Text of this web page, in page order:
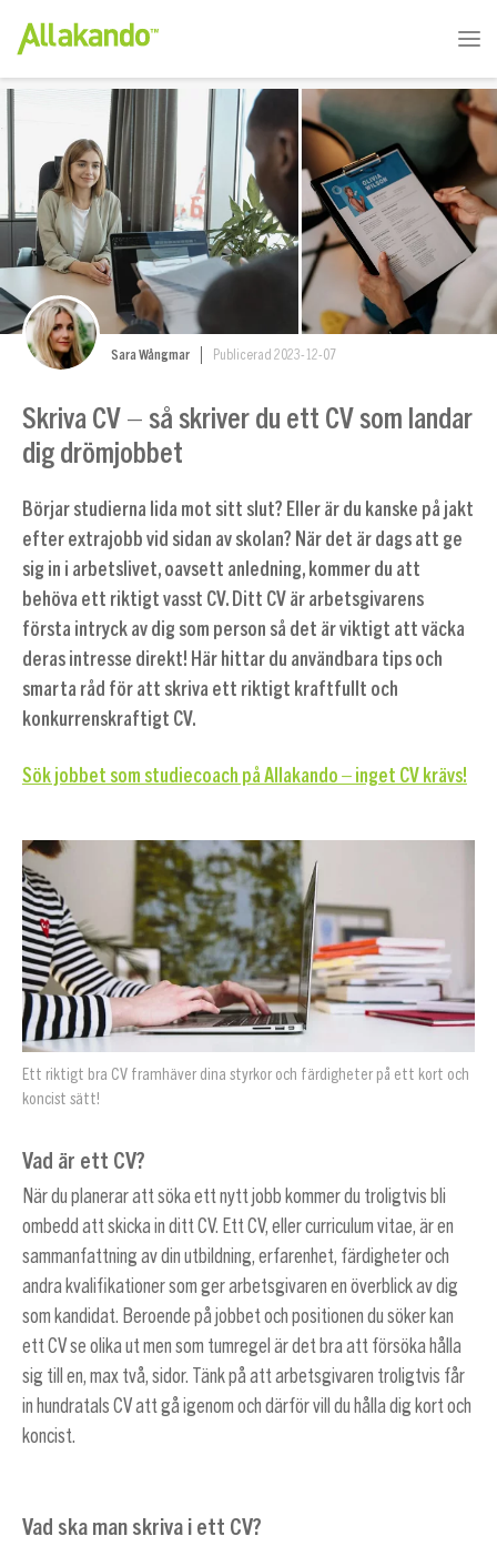
Sara Wångmar Publicerad 2023-12-07
Skriva CV – så skriver du ett CV som landar
dig drömjobbet
Börjar studierna lida mot sitt slut? Eller är du kanske på jakt
efter extrajobb vid sidan av skolan? När det är dags att ge
sig in i arbetslivet, oavsett anledning, kommer du att
behöva ett riktigt vasst CV. Ditt CV är arbetsgivarens
första intryck av dig som person så det är viktigt att väcka
deras intresse direkt! Här hittar du användbara tips och
smarta råd för att skriva ett riktigt kraftfullt och
konkurrenskraftigt CV.
Sök jobbet som studiecoach på Allakando – inget CV krävs!
Ett riktigt bra CV framhäver dina styrkor och färdigheter på ett kort och
koncist sätt!
Vad är ett CV?
När du planerar att söka ett nytt jobb kommer du troligtvis bli
ombedd att skicka in ditt CV. Ett CV, eller curriculum vitae, är en
sammanfattning av din utbildning, erfarenhet, färdigheter och
andra kvalifikationer som ger arbetsgivaren en överblick av dig
som kandidat. Beroende på jobbet och positionen du söker kan
ett CV se olika ut men som tumregel är det bra att försöka hålla
sig till en, max två, sidor. Tänk på att arbetsgivaren troligtvis får
in hundratals CV att gå igenom och därför vill du hålla dig kort och
koncist.
Vad ska man skriva i ett CV?